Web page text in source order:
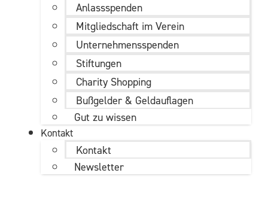
Anlassspenden
Mitgliedschaft im Verein
Unternehmens­spenden
Stiftungen
Charity Shopping
Bußgelder & Geldauflagen
Gut zu wissen
Kontakt
Kontakt
Newsletter